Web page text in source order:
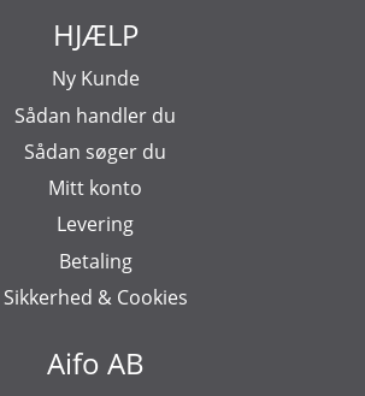
Aifo AB
HJÆLP
Ny Kunde
Sådan handler du
Sådan søger du
Mitt konto
Levering
Betaling
Sikkerhed & Cookies